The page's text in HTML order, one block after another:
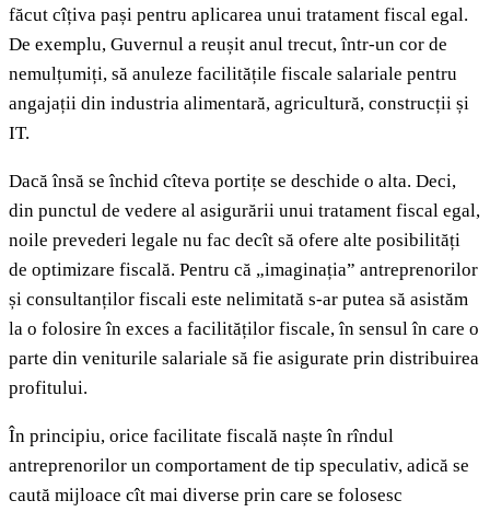
făcut cîțiva pași pentru aplicarea unui tratament fiscal egal.
De exemplu, Guvernul a reușit anul trecut, într-un cor de
nemulțumiți, să anuleze facilitățile fiscale salariale pentru
angajații din industria alimentară, agricultură, construcții și
IT.
Dacă însă se închid cîteva portițe se deschide o alta. Deci,
din punctul de vedere al asigurării unui tratament fiscal egal,
noile prevederi legale nu fac decît să ofere alte posibilități
de optimizare fiscală. Pentru că „imaginația” antreprenorilor
și consultanților fiscali este nelimitată s-ar putea să asistăm
la o folosire în exces a facilităților fiscale, în sensul în care o
parte din veniturile salariale să fie asigurate prin distribuirea
profitului.
În principiu, orice facilitate fiscală naște în rîndul
antreprenorilor un comportament de tip speculativ, adică se
caută mijloace cît mai diverse prin care se folosesc